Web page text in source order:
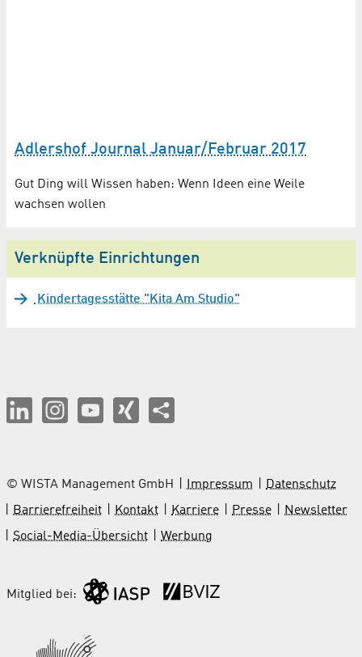
Adlershof Journal Januar/Februar 2017
Gut Ding will Wissen haben: Wenn Ideen eine Weile
wachsen wollen
Verknüpfte Einrichtungen
Kindertagesstätte "Kita Am Studio"
© WISTA Management GmbH Impressum
Datenschutz
Barrierefreiheit
Kontakt Karriere Presse
Newsletter
Social-Media-Übersicht
Werbung
Mitglied bei: